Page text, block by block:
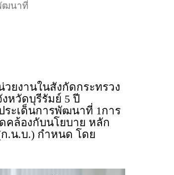
ฒนาที่
ยงานในสังกัดกระทรวง
หวัดบุรีรัมย์ 5 ปี
ระเด็นการพัฒนาที่ 1การ
คล้องกับนโยบาย หลัก
.น.บ.) กำหนด โดย